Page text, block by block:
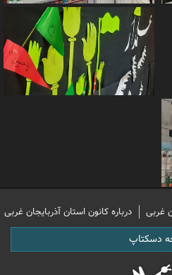
غربی درباره کانون استان آذربایجان غربی
دسکتاپ